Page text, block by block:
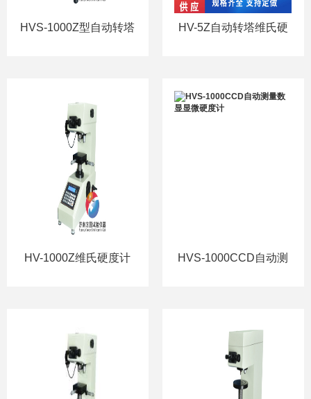
HVS-1000Z型自动转塔
HV-5Z自动转塔维氏硬
HV-1000Z维氏硬度计
HVS-1000CCD自动测